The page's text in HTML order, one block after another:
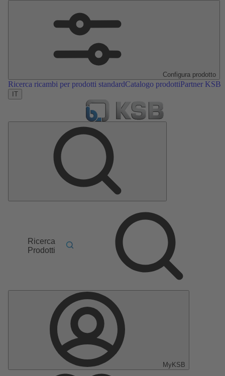
Configura prodotto
Ricerca ricambi per prodotti standardCatalogo prodottiPartner KSB
IT
Ricerca
Prodotti
MyKSB